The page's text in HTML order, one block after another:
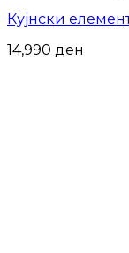
Кујнски
14,990 ден